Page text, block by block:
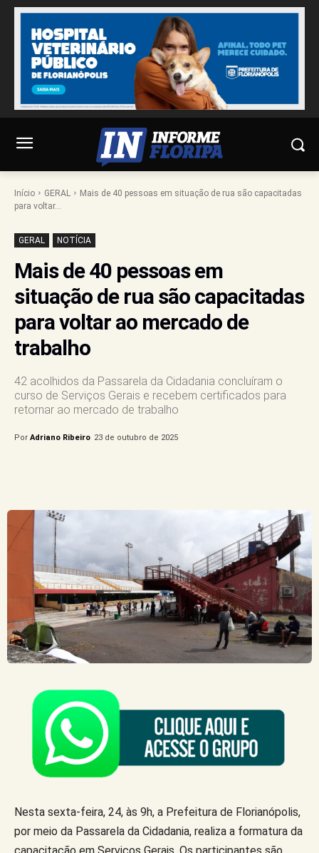
Início GERAL
Mais de 40 pessoas em situação de rua são capacitadas
para voltar...
GERAL NOTÍCIA
Mais de 40 pessoas em
situação de rua são capacitadas
para voltar ao mercado de
trabalho
42 acolhidos da Passarela da Cidadania concluíram o
curso de Serviços Gerais e recebem certificados para
retornar ao mercado de trabalho
Por Adriano Ribeiro 23 de outubro de 2025
Nesta sexta-feira, 24, às 9h, a Prefeitura de Florianópolis,
por meio da Passarela da Cidadania, realiza a formatura da
capacitação em Serviços Gerais. Os participantes são